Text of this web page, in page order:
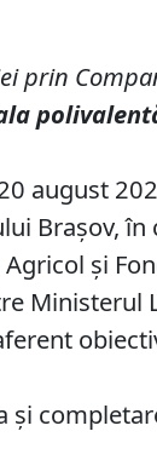
prin
august
Brașov,
şi
Ministerul